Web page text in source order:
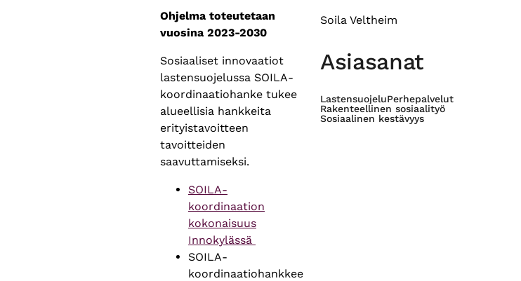
Ohjelma toteutetaan
vuosina 2023-2030
Sosiaaliset innovaatiot
lastensuojelussa SOILA-
koordinaatiohanke tukee
alueellisia hankkeita
erityistavoitteen
tavoitteiden
saavuttamiseksi.
SOILA-
koordinaation
kokonaisuus
Innokylässä
SOILA-
koordinaatiohankkee
Soila Veltheim
Asiasanat
LastensuojeluPerhepalvelut
Rakenteellinen sosiaalityö
Sosiaalinen kestävyys